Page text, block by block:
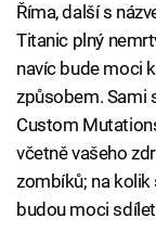
Říma, další s
Titanic plný
navíc bude moci
způsobem. Sami
Custom
včetně vašeho
zombíků; na kolik
budou moci